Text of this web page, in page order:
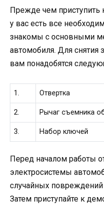
Прежде чем приступить
у вас есть все
знакомы с основными
автомобиля. Для снятия
вам понадобятся
1. Отвертка
2. Рычаг съемника
3. Набор ключей
Перед началом работы
электросистемы
случайных повреждений
Затем приступайте к